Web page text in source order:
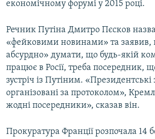
економічному форумі у 2015 році.
Речник Путіна Дмитро Пєсков
«фейковими новинами» та заявив,
абсурдно» думати, що будь-якій
працює в Росії, треба посередник,
зустріч із Путіним. «Президентські
організовані за протоколом»,
жодні посередники», сказав він.
Прокуратура Франції розпочала 14